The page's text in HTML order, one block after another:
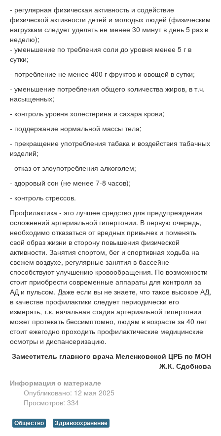
- регулярная физическая активность и содействие
физической активности детей и молодых людей (физическим
нагрузкам следует уделять не менее 30 минут в день 5 раз в
неделю);
- уменьшение по требления соли до уровня менее 5 г в
сутки;
- потребление не менее 400 г фруктов и овощей в сутки;
- уменьшение потребления общего количества жиров, в т.ч.
насыщенных;
- контроль уровня холестерина и сахара крови;
- поддержание нормальной массы тела;
- прекращение употребления табака и воздействия табачных
изделий;
- отказ от злоупотребления алкоголем;
- здоровый сон (не менее 7-8 часов);
- контроль стрессов.
Профилактика - это лучшее средство для предупреждения
осложнений артериальной гипертонии. В первую очередь,
необходимо отказаться от вредных привычек и поменять
свой образ жизни в сторону повышения физической
активности. Занятия спортом, бег и спортивная ходьба на
свежем воздухе, регулярные занятия в бассейне
способствуют улучшению кровообращения. По возможности
стоит приобрести современные аппараты для контроля за
АД и пульсом. Даже если вы не знаете, что такое высокое АД,
в качестве профилактики следует периодически его
измерять, т.к. начальная стадия артериальной гипертонии
может протекать бессимптомно, людям в возрасте за 40 лет
стоит ежегодно проходить профилактические медицинские
осмотры и диспансеризацию.
Заместитель главного врача Меленковской ЦРБ по МОН
Ж.К. Сдобнова
Информация о материале
Опубликовано: 12 мая 2025
Просмотров: 334
Общество Здравоохранение